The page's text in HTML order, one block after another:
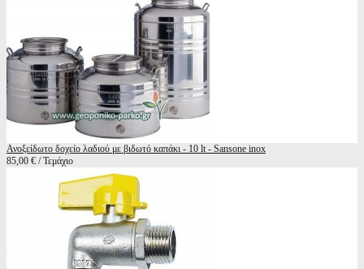
Ανοξείδωτο δοχείο λαδιού με βιδωτό καπάκι - 10 lt - Sansone inox
85,00 € / Τεμάχιο